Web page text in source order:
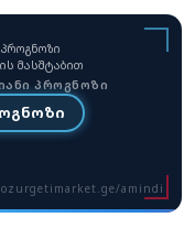
მასშტაბით
პროგნოზი
amindi